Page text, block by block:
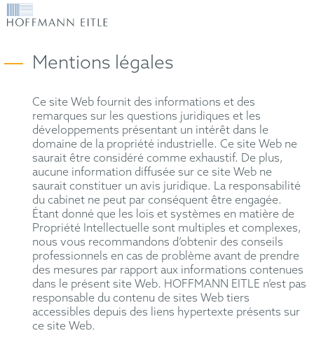
Mentions légales
Ce site Web fournit des informations et des
remarques sur les questions juridiques et les
développements présentant un intérêt dans le
domaine de la propriété industrielle. Ce site Web ne
saurait être considéré comme exhaustif. De plus,
aucune information diffusée sur ce site Web ne
saurait constituer un avis juridique. La responsabilité
du cabinet ne peut par conséquent être engagée.
Étant donné que les lois et systèmes en matière de
Propriété Intellectuelle sont multiples et complexes,
nous vous recommandons d’obtenir des conseils
professionnels en cas de problème avant de prendre
des mesures par rapport aux informations contenues
dans le présent site Web. HOFFMANN EITLE n’est pas
responsable du contenu de sites Web tiers
accessibles depuis des liens hypertexte présents sur
ce site Web.